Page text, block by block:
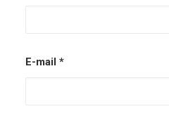
E-mail *